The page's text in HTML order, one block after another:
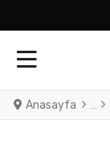
Anasayfa